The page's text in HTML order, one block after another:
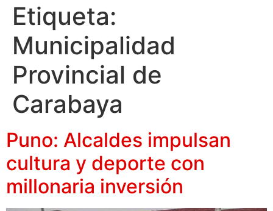
Etiqueta:
Municipalidad
Provincial de
Carabaya
Puno: Alcaldes impulsan
cultura y deporte con
millonaria inversión